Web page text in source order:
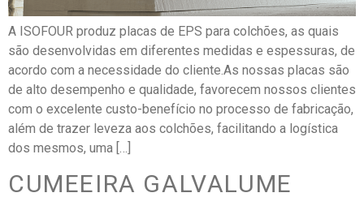
A ISOFOUR produz placas de EPS para colchões, as quais
são desenvolvidas em diferentes medidas e espessuras, de
acordo com a necessidade do cliente.As nossas placas são
de alto desempenho e qualidade, favorecem nossos clientes
com o excelente custo-benefício no processo de fabricação,
além de trazer leveza aos colchões, facilitando a logística
dos mesmos, uma […]
CUMEEIRA GALVALUME